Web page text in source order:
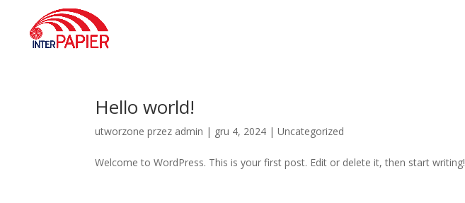
Hello world!
utworzone przez admin | gru 4, 2024 |Uncategorized
Welcome to WordPress. This is your first post. Edit or delete it, then start writing!